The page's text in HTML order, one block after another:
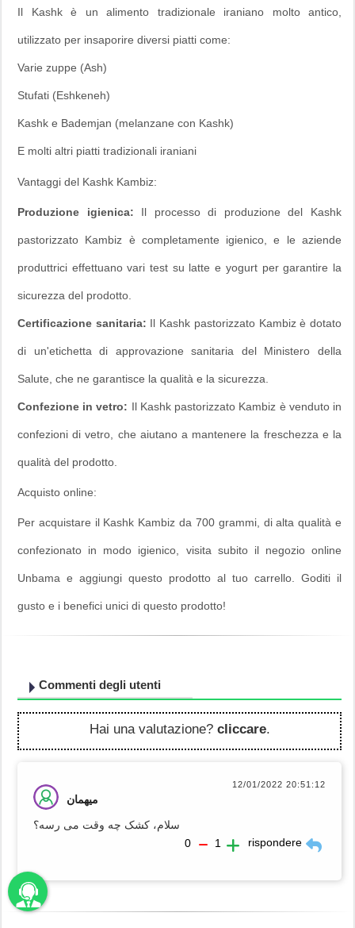
Il Kashk è un alimento tradizionale iraniano molto antico,
utilizzato per insaporire diversi piatti come:
Varie zuppe (Ash)
Stufati (Eshkeneh)
Kashk e Bademjan (melanzane con Kashk)
E molti altri piatti tradizionali iraniani
Vantaggi del Kashk Kambiz:
Produzione igienica: Il processo di produzione del Kashk
pastorizzato Kambiz è completamente igienico, e le aziende
produttrici effettuano vari test su latte e yogurt per garantire la
sicurezza del prodotto.
Certificazione sanitaria: Il Kashk pastorizzato Kambiz è dotato
di un'etichetta di approvazione sanitaria del Ministero della
Salute, che ne garantisce la qualità e la sicurezza.
Confezione in vetro: Il Kashk pastorizzato Kambiz è venduto in
confezioni di vetro, che aiutano a mantenere la freschezza e la
qualità del prodotto.
Acquisto online:
Per acquistare il Kashk Kambiz da 700 grammi, di alta qualità e
confezionato in modo igienico, visita subito il negozio online
Unbama e aggiungi questo prodotto al tuo carrello. Goditi il
gusto e i benefici unici di questo prodotto!
Commenti degli utenti
Hai una valutazione? cliccare.
میهمان
12/01/2022 20:51:12
سلام، کشک چه وقت می رسه؟
rispondere
1
0